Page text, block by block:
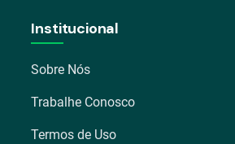
Institucional
Sobre Nós
Trabalhe Conosco
Termos de Uso